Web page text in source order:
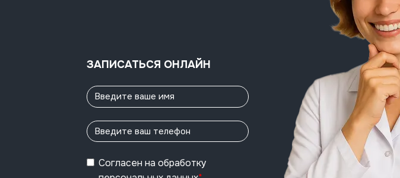
ЗАПИСАТЬСЯ ОНЛАЙН
Согласен на обработку